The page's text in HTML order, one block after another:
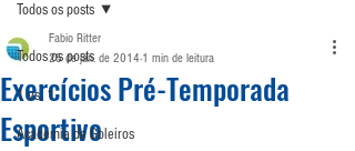
Todos os posts
1 vs. 1
Academia de Goleiros
Todos os posts
Exercícios Pré-Temporada
Esportivo
Fabio Ritter
25 de jan. de 2014 1 min de leitura